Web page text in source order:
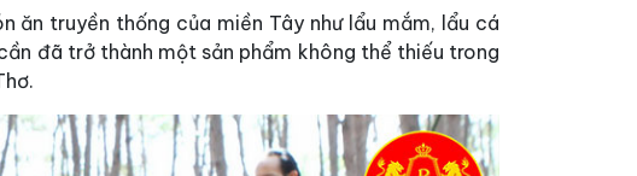
ăn truyền thống của miền Tây như lẩu mắm, lẩu cá
đã trở thành một sản phẩm không thể thiếu trong